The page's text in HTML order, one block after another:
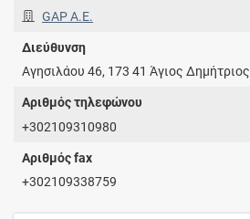
GAP Α.Ε.
Διεύθυνση
Αγησιλάου 46, 173 41 Άγιος Δημήτριος
Αριθμός τηλεφώνου
+302109310980
Αριθμός fax
+302109338759